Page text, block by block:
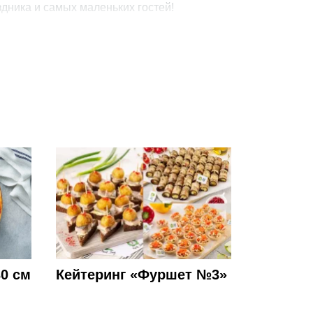
и самых маленьких гостей!
от реального набора. Просим обратить внимание на
информации.
11100
4340 11650
см Кейтеринг «Фуршет №3»